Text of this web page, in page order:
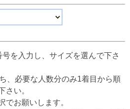
を入力し、サイズを選んで下さ
、必要な人数分のみ1着目から順
さい。
でお願いします。